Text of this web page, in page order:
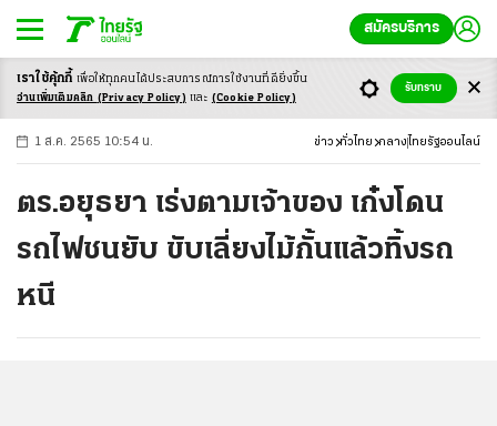
สมัครบริการ
-ก ก ก+
1 ส.ค. 2565 10:54 น. ข่าว ทั่วไทย กลาง ไทยรัฐออนไลน์
ตร.อยุธยา เร่งตามเจ้าของ เก๋งโดน
รถไฟชนยับ ขับเลี่ยงไม้กั้นแล้วทิ้งรถ
หนี
เราใช้คุ้กกี้ เพื่อให้ทุกคนได้ประสบการณ์การใช้งานที่ดียิ่งขึ้น
อ่านเพิ่มเติมคลิก (Privacy Policy) และ (Cookie Policy)
รับทราบ